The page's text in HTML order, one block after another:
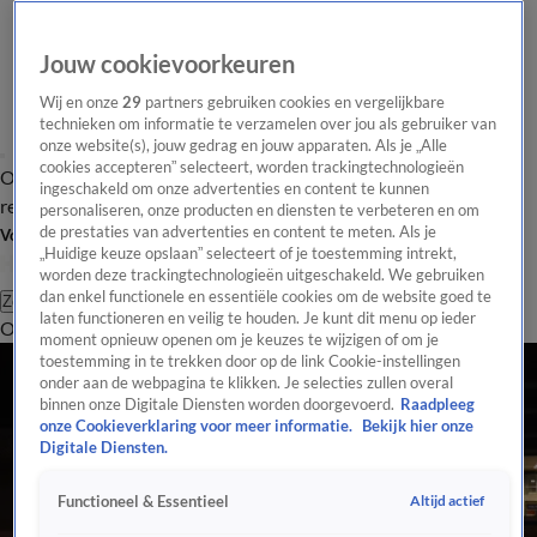
Overzicht Laatste nieuws Regionieuws Het beste van Hart
Tip de
redactie
Volg Hart van Nederland
Zoeken
OverzichtRegioUitzendingenWeerTip de redactiePanelVideo's
Jouw cookievoorkeuren
Wij en onze29 partners gebruiken cookies en vergelijkbare
technieken om informatie te verzamelen over jou als gebruiker van
onze website(s), jouw gedrag en jouw apparaten. Als je „Alle
cookies accepteren” selecteert, worden trackingtechnologieën
ingeschakeld om onze advertenties en content te kunnen
personaliseren, onze producten en diensten te verbeteren en om
de prestaties van advertenties en content te meten. Als je
„Huidige keuze opslaan” selecteert of je toestemming intrekt,
worden deze trackingtechnologieën uitgeschakeld. We gebruiken
dan enkel functionele en essentiële cookies om de website goed te
laten functioneren en veilig te houden. Je kunt dit menu op ieder
moment opnieuw openen om je keuzes te wijzigen of om je
toestemming in te trekken door op de link Cookie-instellingen
onder aan de webpagina te klikken. Je selecties zullen overal
binnen onze Digitale Diensten worden doorgevoerd. Raadpleeg
onze Cookieverklaring voor meer informatie.
Bekijk hier onze
Digitale Diensten.
Functioneel & Essentieel Altijd actief